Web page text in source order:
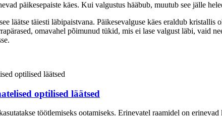
päikesepaiste käes. Kui valgustus hääbub, muutub see jälle
läätse täiesti läbipaistvana. Päikesevalguse käes eraldub
omavahel põimunud tükid, mis ei lase valgust läbi, vaid
optilised läätsed
töötlemiseks ootamiseks. Erinevatel raamidel on